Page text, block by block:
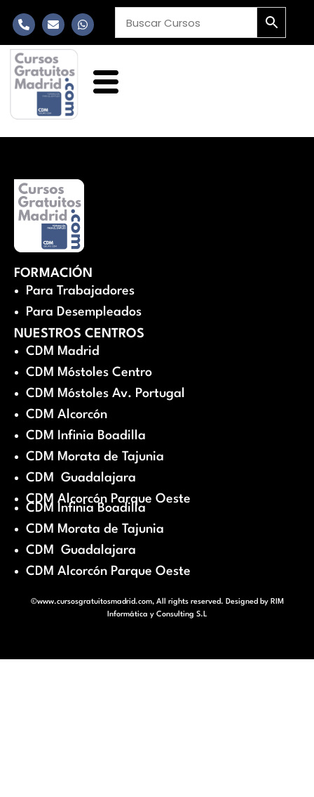
FORMACIÓN
Para Trabajadores
Para Desempleados
NUESTROS CENTROS
CDM Madrid
CDM Móstoles Centro
CDM Móstoles Av. Portugal
CDM Alcorcón
CDM Infinia Boadilla
CDM Morata de Tajunia
CDM Guadalajara
CDM Alcorcón Parque Oeste
CDM Infinia Boadilla
CDM Morata de Tajunia
CDM Guadalajara
CDM Alcorcón Parque Oeste
©www.cursosgratuitosmadrid.com, All rights reserved. Designed by RIM
Informática y Consulting S.L